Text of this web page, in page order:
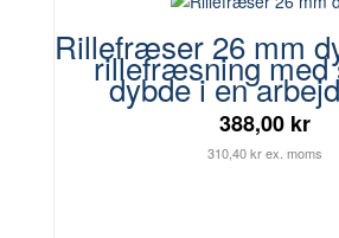
Rillefræser 26 mm
rillefræsning med
dybde i en
388,00 kr
310,40 kr ex. moms